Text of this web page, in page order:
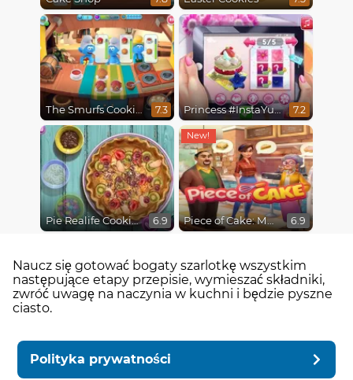
The Smurfs Cooking 7.3 Princess #InstaYuuum Macarons & Flowers 7.2
Pie Realife Cooking 6.9 Piece of Cake: Merge & Bake 6.9
Naucz się gotować bogaty szarlotkę wszystkim
następujące etapy przepisie, wymieszać składniki,
zwróć uwagę na naczynia w kuchni i będzie pyszne
ciasto.
Polityka prywatności